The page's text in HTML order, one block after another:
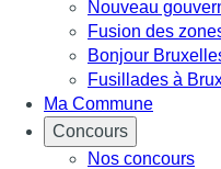
Nouveau
Fusion des
Bonjour
Fusillades à
Ma Commune
Concours
Nos concours